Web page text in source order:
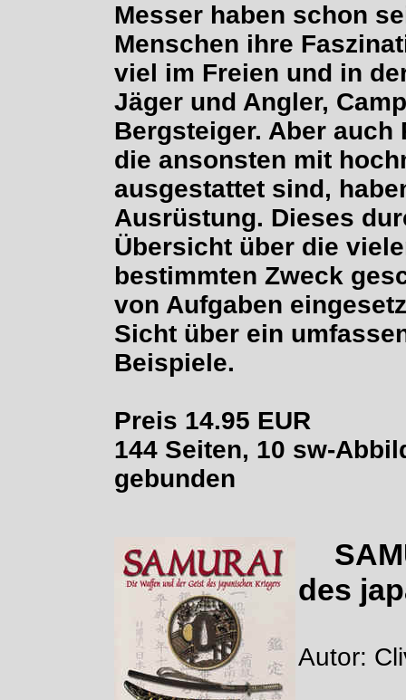
Messer haben schon
Menschen ihre
viel im Freien und in
Jäger und Angler,
Bergsteiger. Aber
die ansonsten mit
ausgestattet sind,
Ausrüstung. Dieses
Übersicht über die
bestimmten Zweck
von Aufgaben
Sicht über ein
Beispiele.
Preis 14.95 EUR
144 Seiten, 10 sw-
gebunden
des
Autor: